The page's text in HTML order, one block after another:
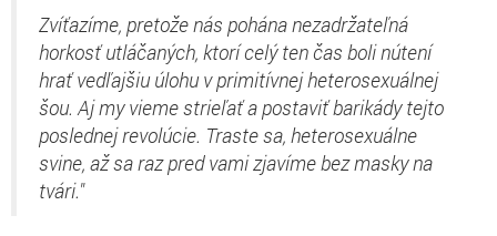
Zvíťazíme, pretože nás pohána nezadržateľná
horkosť utláčaných, ktorí celý ten čas boli nútení
hrať vedľajšiu úlohu v primitívnej heterosexuálnej
šou. Aj my vieme strieľať a postaviť barikády tejto
poslednej revolúcie. Traste sa, heterosexuálne
svine, až sa raz pred vami zjavíme bez masky na
tvári."